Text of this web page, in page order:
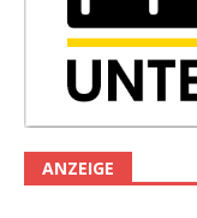
ANZEIGE